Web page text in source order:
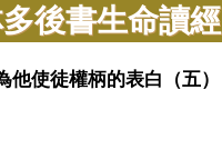
後書生命讀經
使徒權柄的表白（五）